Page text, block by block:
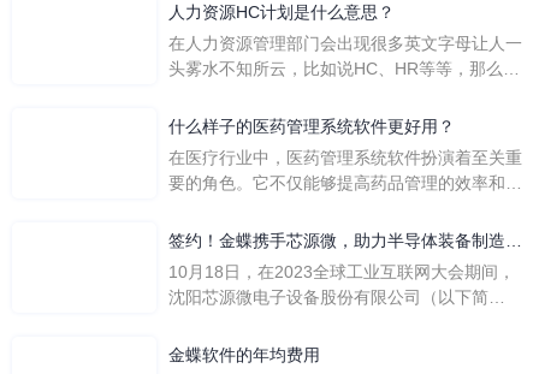
人力资源HC计划是什么意思？
在人力资源管理部门会出现很多英文字母让人一
头雾水不知所云，比如说HC、HR等等，那么它
么呢？
什么样子的医药管理系统软件更好用？
在医疗行业中，医药管理系统软件扮演着至关重
要的角色。它不仅能够提高药品管理的效率和准
一个好用的医药管理系统软件应具备以下特点。
地进行操作。 复杂的
签约！金蝶携手芯源微，助力半导体装备制造领
先企业迈向世界
10月18日，在2023全球工业互联网大会期间，
沈阳芯源微电子设备股份有限公司（以下简
下简称“金蝶”）在辽宁沈阳签署战略合作协议。
金蝶软件的年均费用